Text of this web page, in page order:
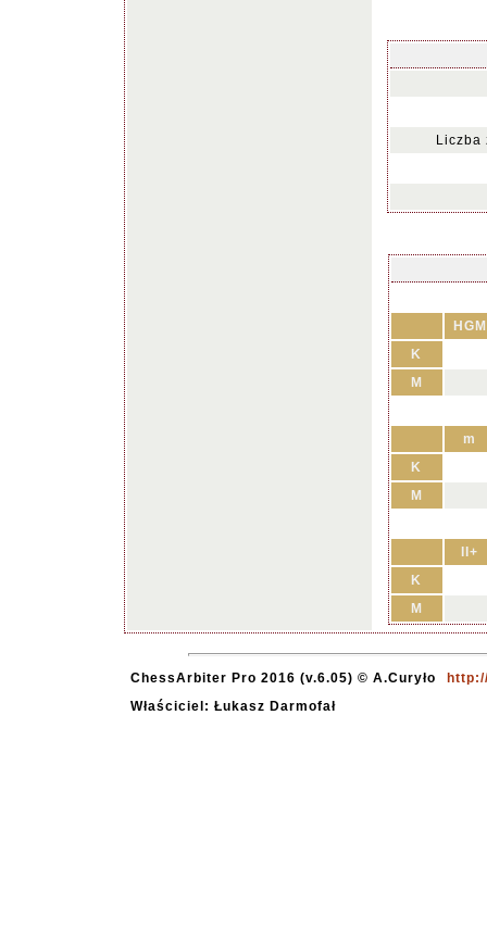
Liczba
HGM
K
M
m
K
M
II+
K
M
ChessArbiter Pro 2016 (v.6.05) © A.Curyło
Właściciel: Łukasz Darmofał